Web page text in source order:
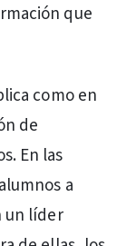
que
como en
de
En las
a
un líder